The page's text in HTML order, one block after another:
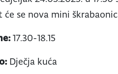
će se nova mini
17.30-18.15
Dječja kuća